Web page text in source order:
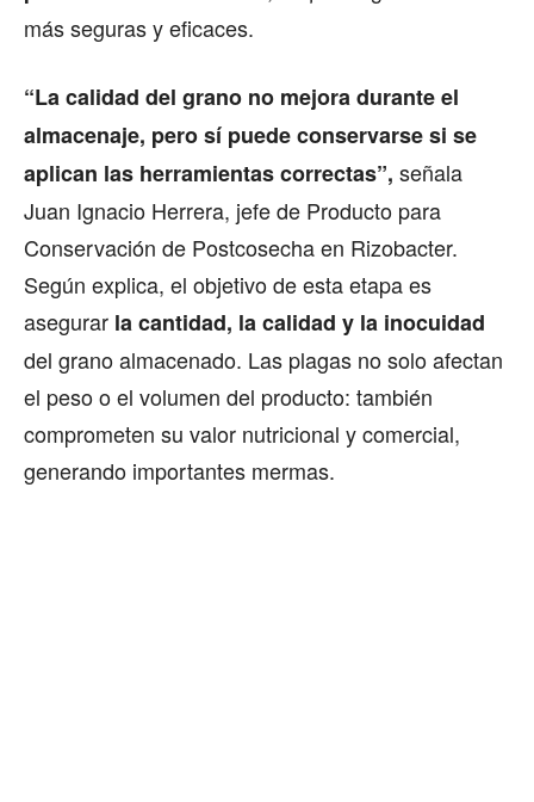
más seguras y eficaces.
“La calidad del grano no mejora durante el
almacenaje, pero sí puede conservarse si se
aplican las herramientas correctas”, señala
Juan Ignacio Herrera, jefe de Producto para
Conservación de Postcosecha en Rizobacter.
Según explica, el objetivo de esta etapa es
asegurar la cantidad, la calidad y la inocuidad
del grano almacenado. Las plagas no solo afectan
el peso o el volumen del producto: también
comprometen su valor nutricional y comercial,
generando importantes mermas.